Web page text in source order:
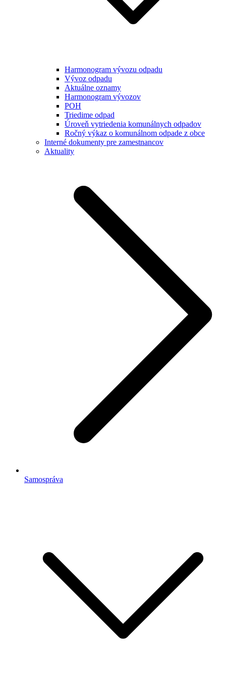
Harmonogram vývozu odpadu
Vývoz odpadu
Aktuálne oznamy
Harmonogram vývozov
POH
Triedime odpad
Úroveň vytriedenia komunálnych odpadov
Ročný výkaz o komunálnom odpade z obce
Interné dokumenty pre zamestnancov
Aktuality
Samospráva